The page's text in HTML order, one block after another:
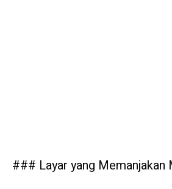
### Layar yang Memanjakan